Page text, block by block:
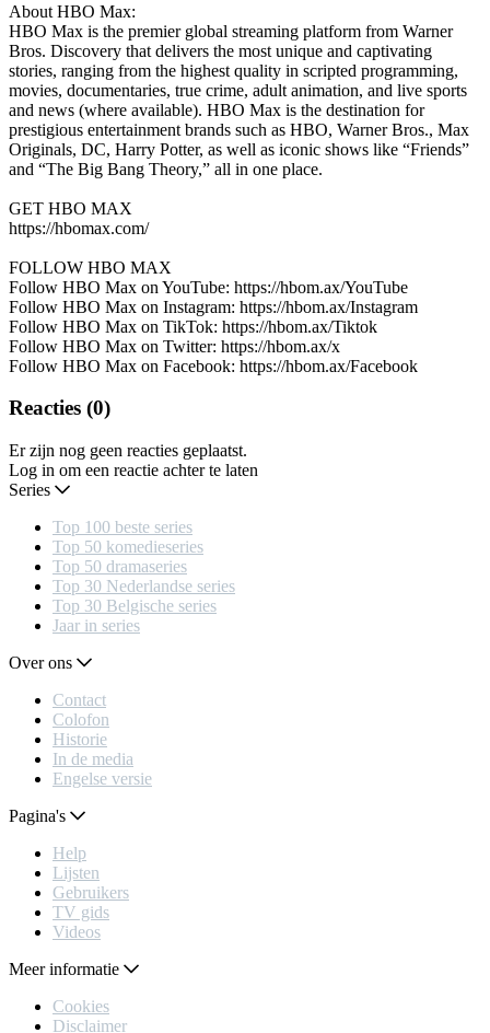
About HBO Max:
HBO Max is the premier global streaming platform from Warner
Bros. Discovery that delivers the most unique and captivating
stories, ranging from the highest quality in scripted programming,
movies, documentaries, true crime, adult animation, and live sports
and news (where available). HBO Max is the destination for
prestigious entertainment brands such as HBO, Warner Bros., Max
Originals, DC, Harry Potter, as well as iconic shows like “Friends”
and “The Big Bang Theory,” all in one place.
GET HBO MAX
https://hbomax.com/
FOLLOW HBO MAX
Follow HBO Max on YouTube: https://hbom.ax/YouTube
Follow HBO Max on Instagram: https://hbom.ax/Instagram
Follow HBO Max on TikTok: https://hbom.ax/Tiktok
Follow HBO Max on Twitter: https://hbom.ax/x
Follow HBO Max on Facebook: https://hbom.ax/Facebook
Reacties (0)
Er zijn nog geen reacties geplaatst.
Log in om een reactie achter te laten
Series
Top 100 beste series
Top 50 komedieseries
Top 50 dramaseries
Top 30 Nederlandse series
Top 30 Belgische series
Jaar in series
Over ons
Contact
Colofon
Historie
In de media
Engelse versie
Pagina's
Help
Lijsten
Gebruikers
TV gids
Videos
Meer informatie
Cookies
Disclaimer